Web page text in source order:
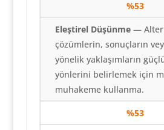
%53
Eleştirel Düşünme—
çözümlerin, sonuçların
yönelik yaklaşımların
yönlerini belirlemek için
muhakeme kullanma.
%53